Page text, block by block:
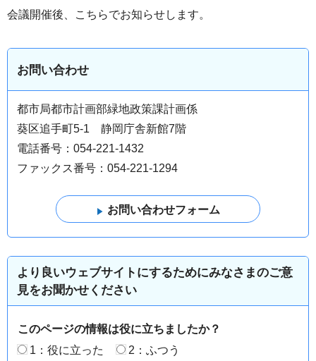
会議開催後、こちらでお知らせします。
お問い合わせ
都市局都市計画部緑地政策課計画係
葵区追手町5-1 静岡庁舎新館7階
電話番号：054-221-1432
ファックス番号：054-221-1294
より良いウェブサイトにするためにみなさまのご意
見をお聞かせください
このページの情報は役に立ちましたか？
1：役に立った
2：ふつう